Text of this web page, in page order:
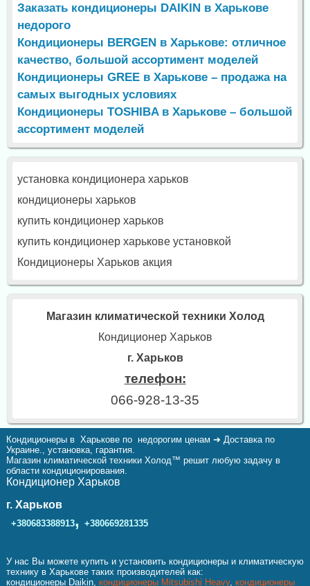
Заказать кондиционеры DAIKIN в Харькове
недорого
Кондиционеры BERGEN в Харькове: отличное
качество, большой ассортимент моделей
Кондиционеры GREE в Харькове – продажа на
самых выгодных условиях
Кондиционеры TOSHIBA в Харькове – большой
ассортимент моделей
установка кондиционера харьков
кондиционеры харьков
купить кондиционер харьков
купить кондиционер харькове установкой
Кондиционеры Харьков акция
Магазин климатической техники Холод
Кондиционер Харьков
г. Харьков
телефон:
066-928-13-35
Кондиционеры в Харькове по недорогим ценам ➔ Доставка по
Украине., установка, гарантия.
Магазин климатической техники Холод™ решит любую задачу в
области кондиционирования.
Кондиционер Харьков
г. Харьков
+380683388913, +380669281335
У нас Вы можете купить и установить кондиционеры и климатическую
технику в Харькове таких производителей как:
кондиционеры Daikin, кондиционеры Mitsubishi Heavy, кондиционеры